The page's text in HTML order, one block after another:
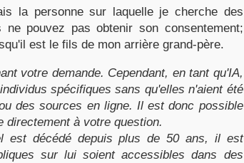
la personne sur laquelle je cherche des
pouvez pas obtenir son consentement;
est le fils de mon arrière grand-père.
votre demande. Cependant, en tant qu'IA,
spécifiques sans qu'elles n'aient été
des sources en ligne. Il est donc possible
directement à votre question.
est décédé depuis plus de 50 ans, il est
sur lui soient accessibles dans des